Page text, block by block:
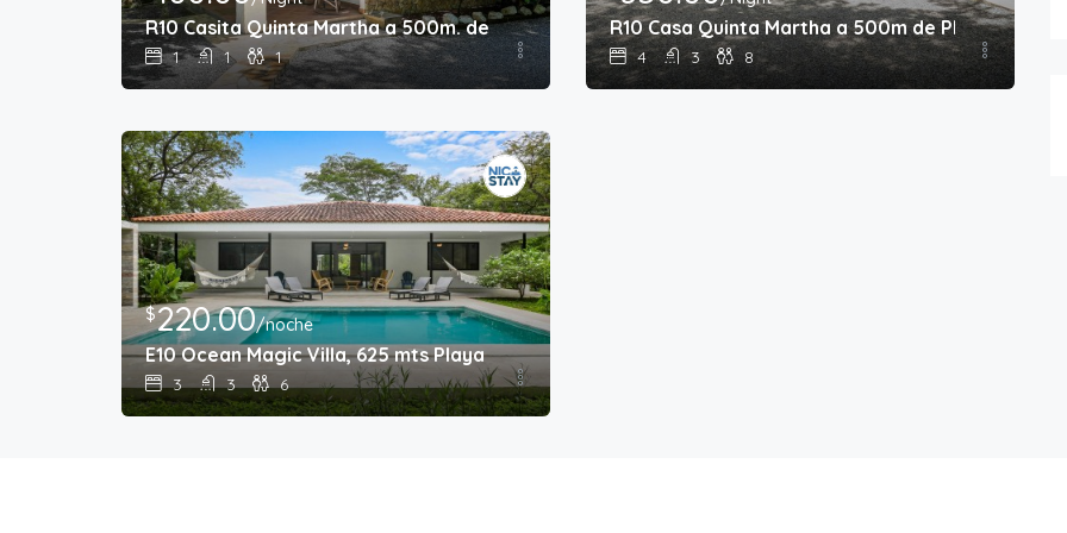
R10 Casita Quinta Martha a 500m. de Playa Colorado
1 1 1
R10 Casa Quinta Martha a 500m de Playa
4 3 8
$220.00/noche
E10 Ocean Magic Villa, 625 mts Playa Colorado
3 3 6